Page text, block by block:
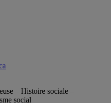
– Histoire sociale –
social